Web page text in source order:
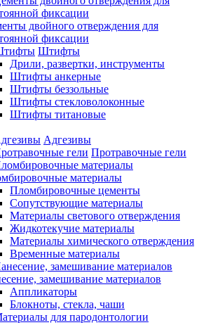
двойного отверждения для
фиксации
Штифты
Дрили, развертки, инструменты
Штифты анкерные
Штифты беззольные
Штифты стекловолоконные
Штифты титановые
Адгезивы
Протравочные гели
материалы
Пломбировочные цементы
Сопутствующие материалы
Материалы светового отверждения
Жидкотекучие материалы
Материалы химического отверждения
Временные материалы
замешивание материалов
Аппликаторы
Блокноты, стекла, чаши